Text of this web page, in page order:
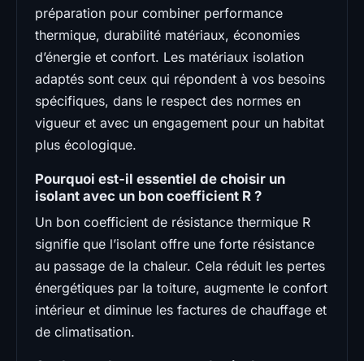
préparation pour combiner performance
thermique, durabilité matériaux, économies
d’énergie et confort. Les matériaux isolation
adaptés sont ceux qui répondent à vos besoins
spécifiques, dans le respect des normes en
vigueur et avec un engagement pour un habitat
plus écologique.
Pourquoi est-il essentiel de choisir un
isolant avec un bon coefficient R ?
Un bon coefficient de résistance thermique R
signifie que l’isolant offre une forte résistance
au passage de la chaleur. Cela réduit les pertes
énergétiques par la toiture, augmente le confort
intérieur et diminue les factures de chauffage et
de climatisation.